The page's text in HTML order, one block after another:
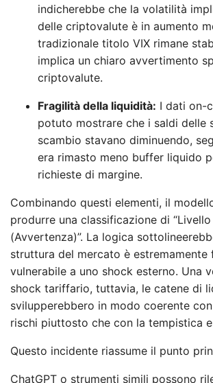
indicherebbe che la volatilità
delle criptovalute è in aumento
tradizionale titolo VIX rimane
implica un chiaro avvertimento
criptovalute.
Fragilità della liquidità: I dati on-
potuto mostrare che i saldi delle
scambio stavano diminuendo,
era rimasto meno buffer liquido
richieste di margine.
Combinando questi elementi, il
produrre una classificazione di
(Avvertenza)”. La logica
struttura del mercato è estremamente
vulnerabile a uno shock esterno. Una
shock tariffario, tuttavia, le catene di
svilupperebbero in modo coerente
rischi piuttosto che con la tempistica
Questo incidente riassume il punto
ChatGPT o strumenti simili possono